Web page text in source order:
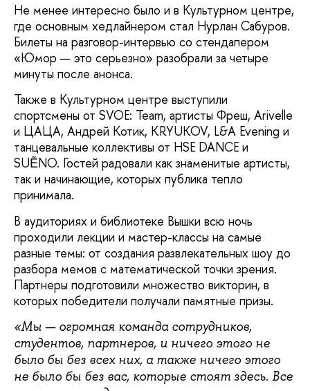
Не менее интересно было и в Культурном центре,
где основным хедлайнером стал Нурлан Сабуров.
Билеты на разговор-интервью со стендапером
«Юмор — это серьезно» разобрали за четыре
минуты после анонса.
Также в Культурном центре выступили
спортсмены от SVOE: Team, артисты Фреш, Arivelle
и ЦАЦА, Андрей Котик, KRYUKOV, L&A Evening и
танцевальные коллективы от HSE DANCE и
SUẼNO. Гостей радовали как знаменитые артисты,
так и начинающие, которых публика тепло
принимала.
В аудиториях и библиотеке Вышки всю ночь
проходили лекции и мастер-классы на самые
разные темы: от создания развлекательных шоу до
разбора мемов с математической точки зрения.
Партнеры подготовили множество викторин, в
которых победители получали памятные призы.
«Мы — огромная команда сотрудников,
студентов, партнеров, и ничего этого не
было бы без всех них, а также ничего этого
не было бы без вас, которые стоят здесь. Все